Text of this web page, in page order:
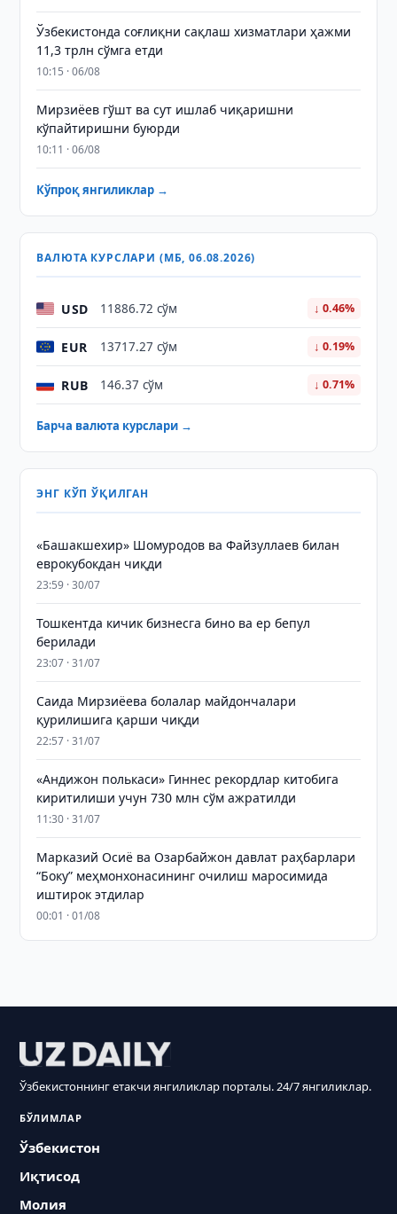
Ўзбекистонда соғлиқни сақлаш хизматлари ҳажми
11,3 трлн сўмга етди
10:15 · 06/08
Мирзиёев гўшт ва сут ишлаб чиқаришни
кўпайтиришни буюрди
10:11 · 06/08
Кўпроқ янгиликлар →
ВАЛЮТА КУРСЛАРИ (МБ, 06.08.2026)
USD 11886.72 сўм ↓ 0.46%
EUR 13717.27 сўм ↓ 0.19%
RUB 146.37 сўм ↓ 0.71%
Барча валюта курслари →
ЭНГ КЎП ЎҚИЛГАН
«Башакшехир» Шомуродов ва Файзуллаев билан
еврокубокдан чиқди
23:59 · 30/07
Тошкентда кичик бизнесга бино ва ер бепул
берилади
23:07 · 31/07
Саида Мирзиёева болалар майдончалари
қурилишига қарши чиқди
22:57 · 31/07
«Андижон полькаси» Гиннес рекордлар китобига
киритилиши учун 730 млн сўм ажратилди
11:30 · 31/07
Марказий Осиё ва Озарбайжон давлат раҳбарлари
“Боку” меҳмонхонасининг очилиш маросимида
иштирок этдилар
00:01 · 01/08
Ўзбекистоннинг етакчи янгиликлар порталы. 24/7 янгиликлар.
БЎЛИМЛАР
Ўзбекистон
Иқтисод
Молия